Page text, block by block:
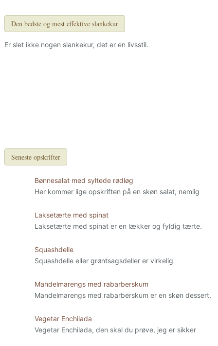
Den bedste og mest effektive slankekur
Er slet ikke nogen slankekur, det er en livsstil.
Seneste opskrifter
Bønnesalat med syltede rødløg
Her kommer lige opskriften på en skøn salat, nemlig
Laksetærte med spinat
Laksetærte med spinat er en lækker og fyldig tærte.
Squashdelle
Squashdelle eller grøntsagsdeller er virkelig
Mandelmarengs med rabarberskum
Mandelmarengs med rabarberskum er en skøn dessert,
Vegetar Enchilada
Vegetar Enchilada, den skal du prøve, jeg er sikker